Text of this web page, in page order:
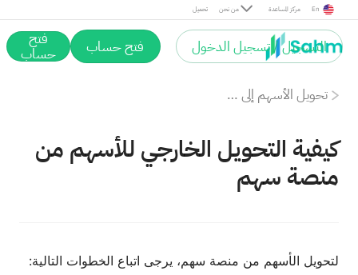
تحميل من نحن مركز المساعدة En
التسجيل / تسجيل الدخول فتح حساب فتح
حساب
تحويل الأسهم إلى خارج المنصة
كيفية التحويل الخارجي للأسهم من
منصة سهم
لتحويل الأسهم من منصة سهم، يرجى اتباع الخطوات التالية: